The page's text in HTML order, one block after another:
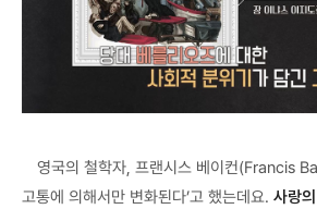
영국의 철학자, 프랜시스 베이컨(Francis
고통에 의해서만 변화된다’고 했는데요. 사랑